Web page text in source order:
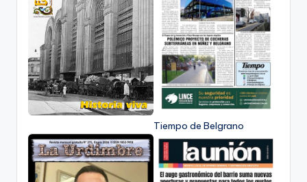
Tiempo de Belgrano